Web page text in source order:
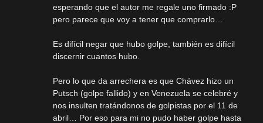
esperando que el autor me regale uno firmado :P
pero parece que voy a tener que comprarlo…
Es difícil negar que hubo golpe, también es difícil
discernir cuantos hubo.
Pero lo que da arrechera es que Chávez hizo un
Putsch (golpe fallido) y en Venezuela se celebré y
nos insulten tratándonos de golpistas por el 11 de
abril… Por eso para mi no pudo haber golpe hasta